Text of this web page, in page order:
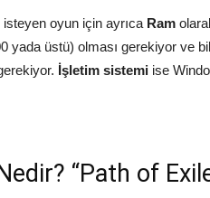
isteyen oyun için ayrıca Ram
yada üstü) olması gerekiyor ve
İşletim sistemi ise
“Path of